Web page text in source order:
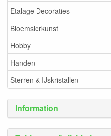
Etalage Decoraties
Bloemsierkunst
Hobby
Handen
Sterren & IJskristallen
Information